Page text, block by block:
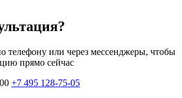
телефону или через мессенджеры, чтобы
прямо сейчас
+7 495 128-75-05